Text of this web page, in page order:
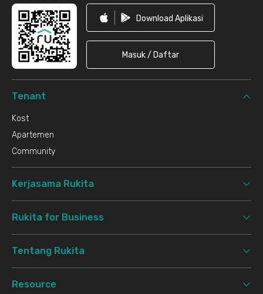
Download Aplikasi
Masuk / Daftar
Tenant
Kost
Apartemen
Community
Kerjasama Rukita
Rukita for Business
Tentang Rukita
Resource